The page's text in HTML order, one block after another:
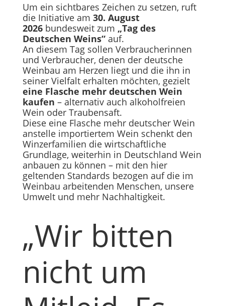
Um ein sichtbares Zeichen zu setzen, ruft
die Initiative am 30. August
2026bundesweit zum „Tag des
Deutschen Weins“auf.
An diesem Tag sollen Verbraucherinnen
und Verbraucher, denen der deutsche
Weinbau am Herzen liegt und die ihn in
seiner Vielfalt erhalten möchten, gezielt
eine Flasche mehr deutschen Wein
kaufen – alternativ auch alkoholfreien
Wein oder Traubensaft.
Diese eine Flasche mehr deutscher Wein
anstelle importiertem Wein schenkt den
Winzerfamilien die wirtschaftliche
Grundlage, weiterhin in Deutschland Wein
anbauen zu können – mit den hier
geltenden Standards bezogen auf die im
Weinbau arbeitenden Menschen, unsere
Umwelt und mehr Nachhaltigkeit.
„Wir bitten
nicht um